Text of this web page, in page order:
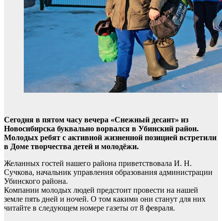
Сегодня в пятом часу вечера «Снежный десант» из
Новосибирска буквально ворвался в Убинский район.
Молодых ребят с активной жизненной позицией встретили
в Доме творчества детей и молодёжи.
Желанных гостей нашего района приветствовала И. Н.
Сучкова, начальник управления образования администрации
Убинского района.
Компании молодых людей предстоит провести на нашей
земле пять дней и ночей. О том какими они станут для них
читайте в следующем номере газеты от 8 февраля.